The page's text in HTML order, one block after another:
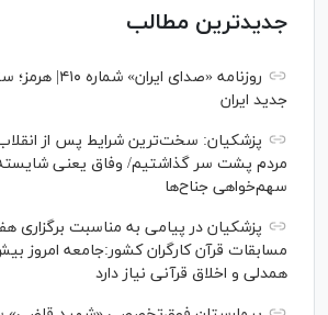
جدیدترین مطالب
روزنامه «صدای
جدید ایران
پزشکیان: سخت‌ترین شرایط پس از انقلاب
مردم پشت سر گذاشتیم/ وفاق یعنی
سهم‌خواهی جناح‌ها
پزشکیان در پیامی به مناسبت برگزاری
مسابقات قرآن کارگران کشور:جامعه امروز
همدلی و اخلاق قرآنی نیاز دارد